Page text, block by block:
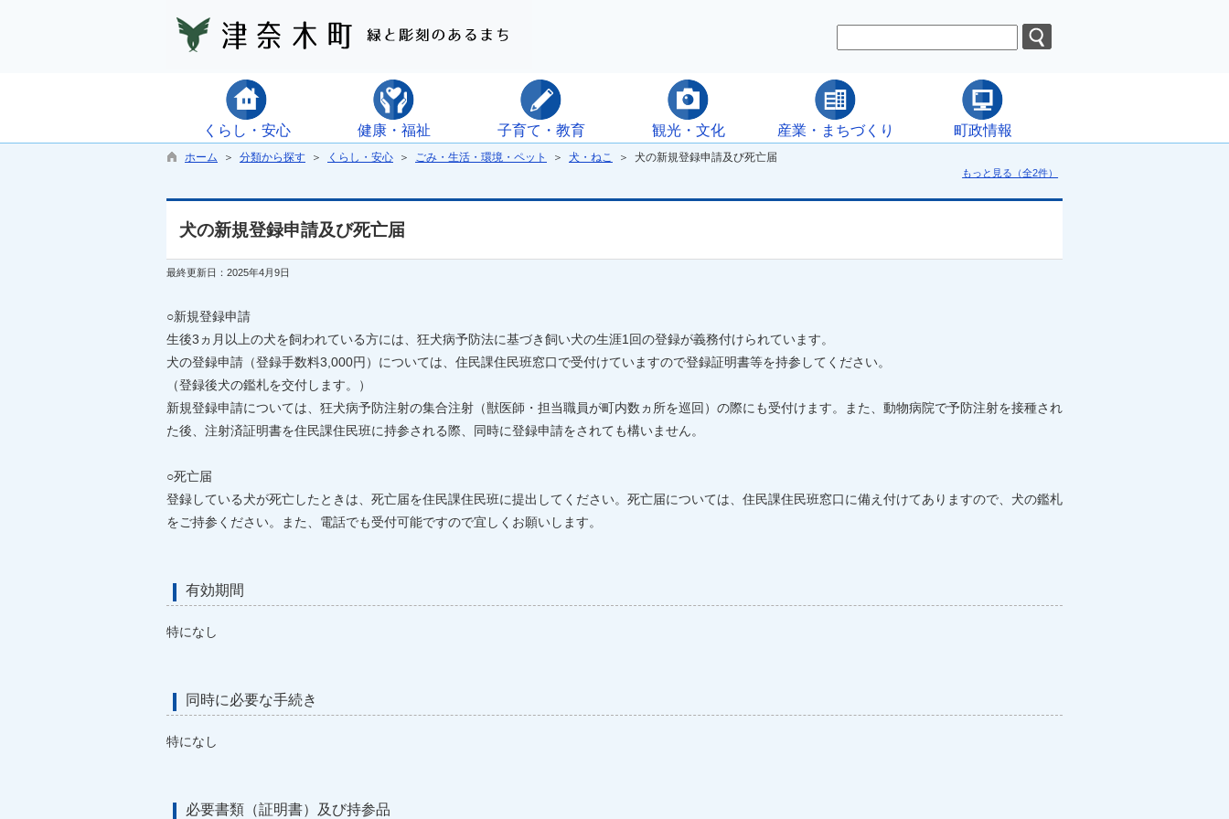
くらし・安心 健康・福祉 子育て・教育 観光・文化 産業・まちづくり 町政情報
ホーム ＞ 分類から探す ＞ くらし・安心 ＞ ごみ・生活・環境・ペット ＞ 犬・ねこ ＞ 犬の新規登録申請及び死亡届
もっと見る（全2件）
犬の新規登録申請及び死亡届
最終更新日：2025年4月9日
○新規登録申請
生後3ヵ月以上の犬を飼われている方には、狂犬病予防法に基づき飼い犬の生涯1回の登録が義務付けられています。
犬の登録申請（登録手数料3,000円）については、住民課住民班窓口で受付けていますので登録証明書等を持参してください。
（登録後犬の鑑札を交付します。）
新規登録申請については、狂犬病予防注射の集合注射（獣医師・担当職員が町内数ヵ所を巡回）の際にも受付けます。また、動物病院で予防注射を接種され
た後、注射済証明書を住民課住民班に持参される際、同時に登録申請をされても構いません。
○死亡届
登録している犬が死亡したときは、死亡届を住民課住民班に提出してください。死亡届については、住民課住民班窓口に備え付けてありますので、犬の鑑札
をご持参ください。また、電話でも受付可能ですので宜しくお願いします。
有効期間
特になし
同時に必要な手続き
特になし
必要書類（証明書）及び持参品